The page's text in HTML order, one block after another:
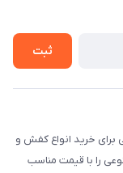
ثبت
خرید انواع کفش و
را با قیمت مناسب